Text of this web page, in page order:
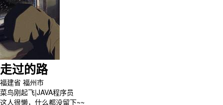
走过的路
福建省 福州市
菜鸟刚起飞|JAVA程序员
这人很懒，什么都没留下~~